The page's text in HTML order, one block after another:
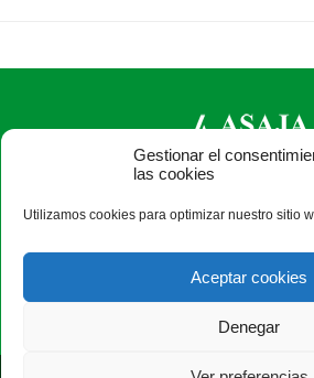
Gestionar el
las cookies
Utilizamos cookies para optimizar nuestro sitio
Aceptar cookies
Denegar
ASAJA León - Jóvenes
987 24 52 31 · Fax: +34 987 87 60 12 ·